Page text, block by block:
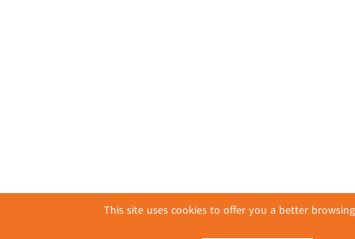
This site uses cookies to offer you a better